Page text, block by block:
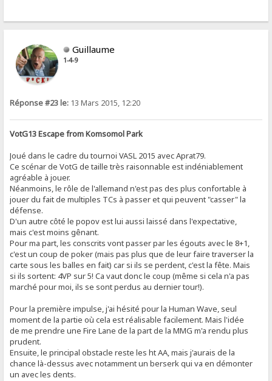
Guillaume
1-4-9
Réponse #23 le: 13 Mars 2015, 12:20
VotG13 Escape from Komsomol Park
Joué dans le cadre du tournoi VASL 2015 avec Aprat79.
Ce scénar de VotG de taille très raisonnable est indéniablement
agréable à jouer.
Néanmoins, le rôle de l'allemand n'est pas des plus confortable à
jouer du fait de multiples TCs à passer et qui peuvent "casser" la
défense.
D'un autre côté le popov est lui aussi laissé dans l'expectative,
mais c'est moins gênant.
Pour ma part, les conscrits vont passer par les égouts avec le 8+1,
c'est un coup de poker (mais pas plus que de leur faire traverser la
carte sous les balles en fait) car si ils se perdent, c'est la fête. Mais
si ils sortent: 4VP sur 5! Ca vaut donc le coup (même si cela n'a pas
marché pour moi, ils se sont perdus au dernier tour!).
Pour la première impulse, j'ai hésité pour la Human Wave, seul
moment de la partie où cela est réalisable facilement. Mais l'idée
de me prendre une Fire Lane de la part de la MMG m'a rendu plus
prudent.
Ensuite, le principal obstacle reste les ht AA, mais j'aurais de la
chance là-dessus avec notamment un berserk qui va en démonter
un avec les dents.